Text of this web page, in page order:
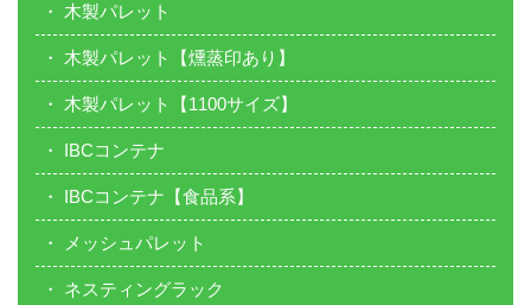
木製パレット
木製パレット【燻蒸印あり】
木製パレット【1100サイズ】
IBCコンテナ
IBCコンテナ【食品系】
メッシュパレット
ネスティングラック